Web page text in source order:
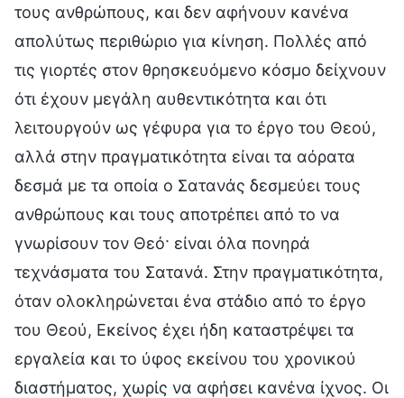
τους ανθρώπους, και δεν αφήνουν κανένα
απολύτως περιθώριο για κίνηση. Πολλές από
τις γιορτές στον θρησκευόμενο κόσμο δείχνουν
ότι έχουν μεγάλη αυθεντικότητα και ότι
λειτουργούν ως γέφυρα για το έργο του Θεού,
αλλά στην πραγματικότητα είναι τα αόρατα
δεσμά με τα οποία ο Σατανάς δεσμεύει τους
ανθρώπους και τους αποτρέπει από το να
γνωρίσουν τον Θεό· είναι όλα πονηρά
τεχνάσματα του Σατανά. Στην πραγματικότητα,
όταν ολοκληρώνεται ένα στάδιο από το έργο
του Θεού, Εκείνος έχει ήδη καταστρέψει τα
εργαλεία και το ύφος εκείνου του χρονικού
διαστήματος, χωρίς να αφήσει κανένα ίχνος. Οι